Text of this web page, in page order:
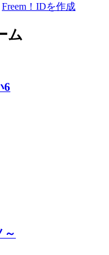
Freem！IDを作成
ム
6
～